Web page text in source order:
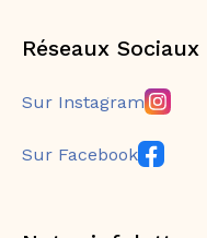
Réseaux Sociaux
Sur Instagram
Sur Facebook